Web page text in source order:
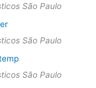
São Paulo
São Paulo
São Paulo